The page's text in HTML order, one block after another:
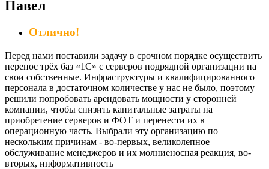
Павел
Отлично!
Перед нами поставили задачу в срочном порядке осуществить
перенос трёх баз «1С» с серверов подрядной организации на
свои собственные. Инфраструктуры и квалифицированного
персонала в достаточном количестве у нас не было, поэтому
решили попробовать арендовать мощности у сторонней
компании, чтобы снизить капитальные затраты на
приобретение серверов и ФОТ и перенести их в
операционную часть. Выбрали эту организацию по
нескольким причинам - во-первых, великолепное
обслуживание менеджеров и их молниеносная реакция, во-
вторых, информативность